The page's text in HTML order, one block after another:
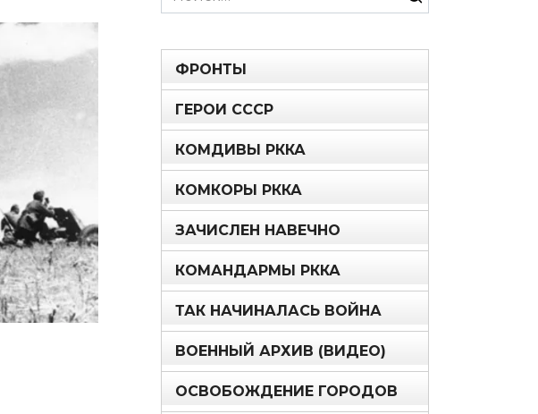
for:
ФРОНТЫ
ГЕРОИ СССР
КОМДИВЫ РККА
КОМКОРЫ РККА
ЗАЧИСЛЕН НАВЕЧНО
КОМАНДАРМЫ РККА
ТАК НАЧИНАЛАСЬ ВОЙНА
ВОЕННЫЙ АРХИВ (ВИДЕО)
ОСВОБОЖДЕНИЕ ГОРОДОВ